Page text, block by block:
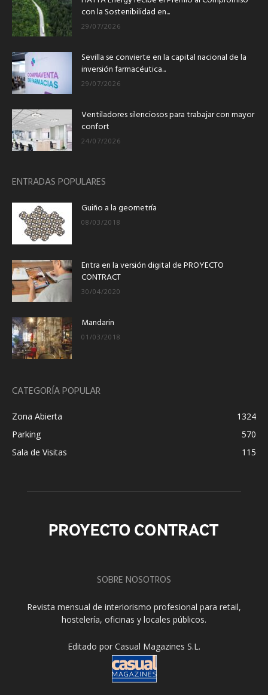
con la Sostenibilidad en...
29/07/2026
Sevilla se convierte en la capital nacional de la
inversión farmacéutica...
29/07/2026
Ventiladores silenciosos para trabajar con mayor
confort
24/07/2026
ENTRADAS POPULARES
Guiño a la geometría
08/03/2018
Entra en la versión digital de PROYECTO
CONTRACT
30/04/2020
Mandarin
01/03/2018
CATEGORÍA POPULAR
Zona Abierta
1324
Parking
570
Sala de Visitas
115
SOBRE NOSOTROS
Revista mensual de interiorismo profesional para retail,
hostelería, oficinas y locales públicos.
Editado por Casual Magazines S.L.